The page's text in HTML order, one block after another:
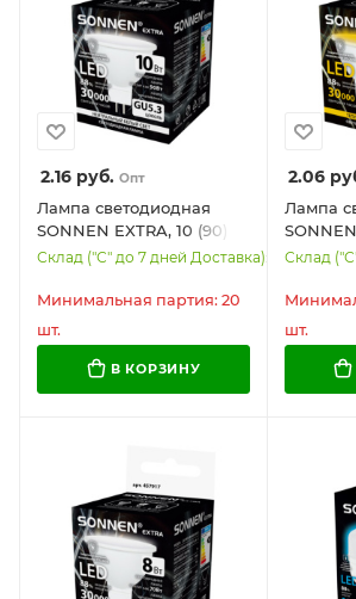
2.16 руб. Опт
Лампа светодиодная
SONNEN EXTRA, 10 (90)
Вт, GU5.3, софит,
30000 ч, LED MR16-GU5.3-
Склад ("С" до 7 дней Доставка): 6696
Минимальная партия: 20
шт.
В КОРЗИНУ
2.06
Лампа
SONNEN
GU5.3,
MR16-
Склад
шт.